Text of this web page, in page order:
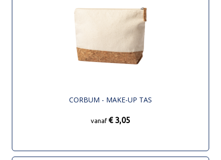
CORBUM - MAKE-UP TAS
vanaf € 3,05